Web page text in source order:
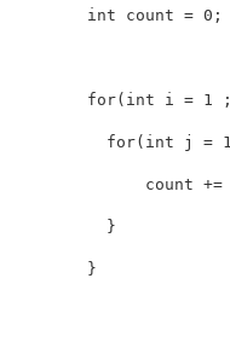
int count = 0 ;
for( int i = 1 ;
for( int j = 1
              count
+=
}
}